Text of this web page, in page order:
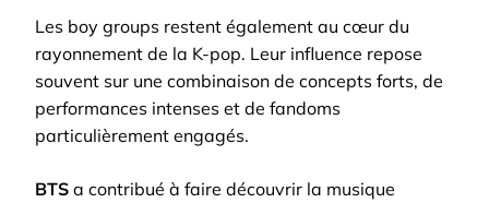
Les boy groups restent également au cœur du
rayonnement de la K-pop. Leur influence repose
souvent sur une combinaison de concepts forts, de
performances intenses et de fandoms
particulièrement engagés.
BTS a contribué à faire découvrir la musique